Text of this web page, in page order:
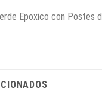
Epoxico con Postes